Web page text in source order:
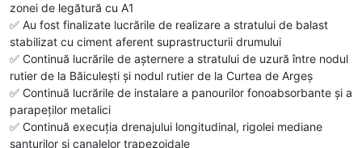
zonei de legătură cu A1
✅️ Au fost finalizate lucrările de realizare a stratului de balast
stabilizat cu ciment aferent suprastructurii drumului
✅️ Continuă lucrările de așternere a stratului de uzură între nodul
rutier de la Băiculești și nodul rutier de la Curtea de Argeș
✅️ Continuă lucrările de instalare a panourilor fonoabsorbante și a
parapeților metalici
✅️ Continuă execuția drenajului longitudinal, rigolei mediane
șanțurilor și canalelor trapezoidale